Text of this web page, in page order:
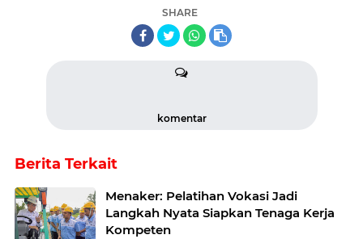
SHARE
komentar
Berita Terkait
Menaker: Pelatihan Vokasi Jadi
Langkah Nyata Siapkan Tenaga Kerja
Kompeten